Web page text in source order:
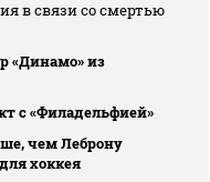
в связи со смертью
«Динамо» из
с «Филадельфией»
чем Леброну
хоккея